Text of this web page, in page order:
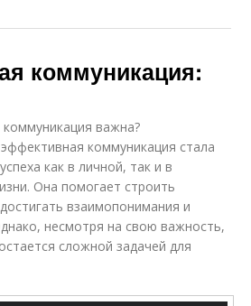
коммуникация:
важна?
коммуникация стала
как в личной, так и в
Она помогает строить
взаимопонимания и
несмотря на свою важность,
сложной задачей для